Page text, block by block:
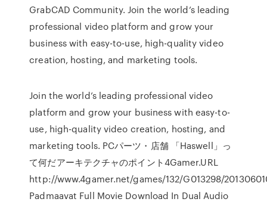
GrabCAD Community. Join the world’s leading
professional video platform and grow your
business with easy-to-use, high-quality video
creation, hosting, and marketing tools.
Join the world’s leading professional video
platform and grow your business with easy-to-
use, high-quality video creation, hosting, and
marketing tools. PCパーツ・店舗 「Haswell」っ
て何だアーキテクチャのポイント4Gamer.URL
http://www.4gamer.net/games/132/G013298/
Padmaavat Full Movie Download In Dual Audio